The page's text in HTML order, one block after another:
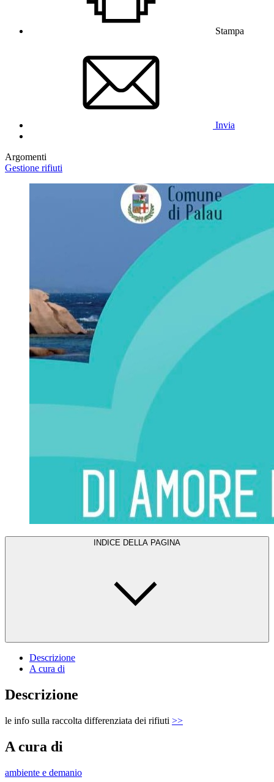
Stampa
Invia
Argomenti
Gestione rifiuti
INDICE DELLA PAGINA
Descrizione
A cura di
Descrizione
le info sulla raccolta differenziata dei rifiuti >>
A cura di
ambiente e demanio